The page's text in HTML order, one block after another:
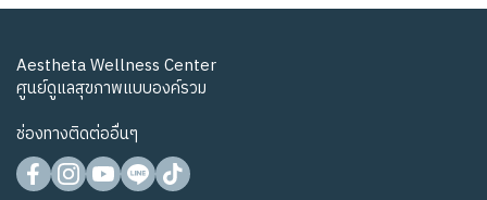
Aestheta Wellness Center
ศูนย์ดูแลสุขภาพแบบองค์รวม
ช่องทางติดต่ออื่นๆ